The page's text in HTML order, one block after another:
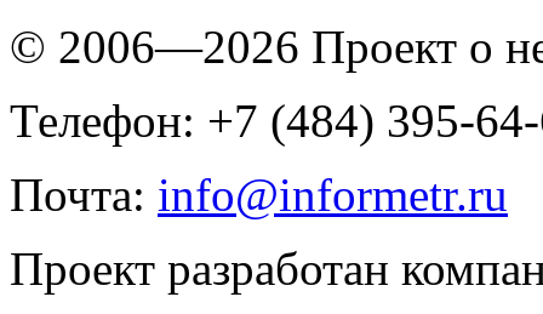
© 2006—2026 Проект о
Телефон: +7 (484) 395-
Почта: info@informetr.ru
Проект разработан